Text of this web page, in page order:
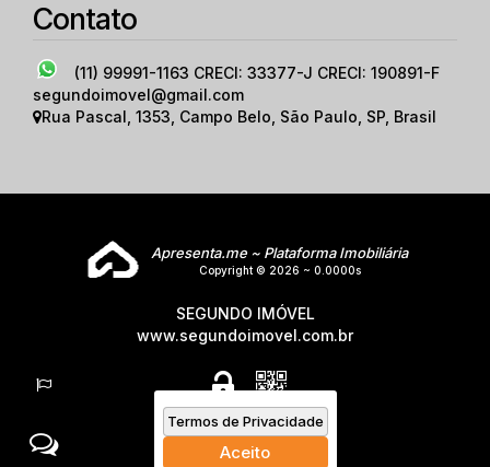
Termos de Privacidade
Aceito
Contato
(11) 99991-1163 CRECI: 33377-J CRECI: 190891-F
segundoimovel@gmail.com
Rua Pascal , 1353, Campo Belo, São Paulo, SP, Brasil
Apresenta.me ~ Plataforma Imobiliária
Copyright © 2026 ~ 0.0000s
SEGUNDO IMÓVEL
www.segundoimovel.com.br